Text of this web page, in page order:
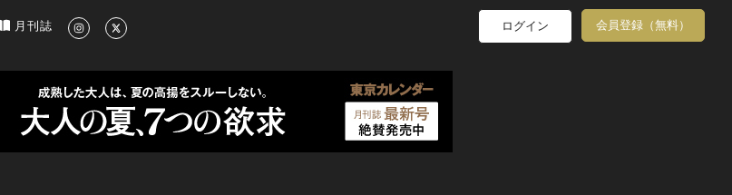
れたライフスタイル情報
月刊誌 ログイン 会員登録（無料）